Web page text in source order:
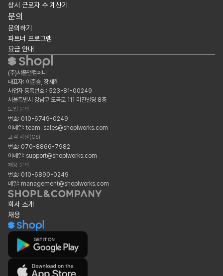
상시 근로자 수 계산기
문의
문의하기
파트너 프로그램
요금 안내
(주)샤플앤컴퍼니
대표자: 이준승, 장세희
사업자 등록번호 : 523-81-00249
서울특별시 강남구 도곡로 111 미진빌딩 8층
도입 문의
번호: 010-6749-0249
이메일: team-sales@shoplworks.com
고객 지원(CS)
번호: 070-8866-7982
이메일: support@shoplworks.com
채용 문의
번호: 010-6890-0249
메일: management@shoplworks.com
회사 소개
채용